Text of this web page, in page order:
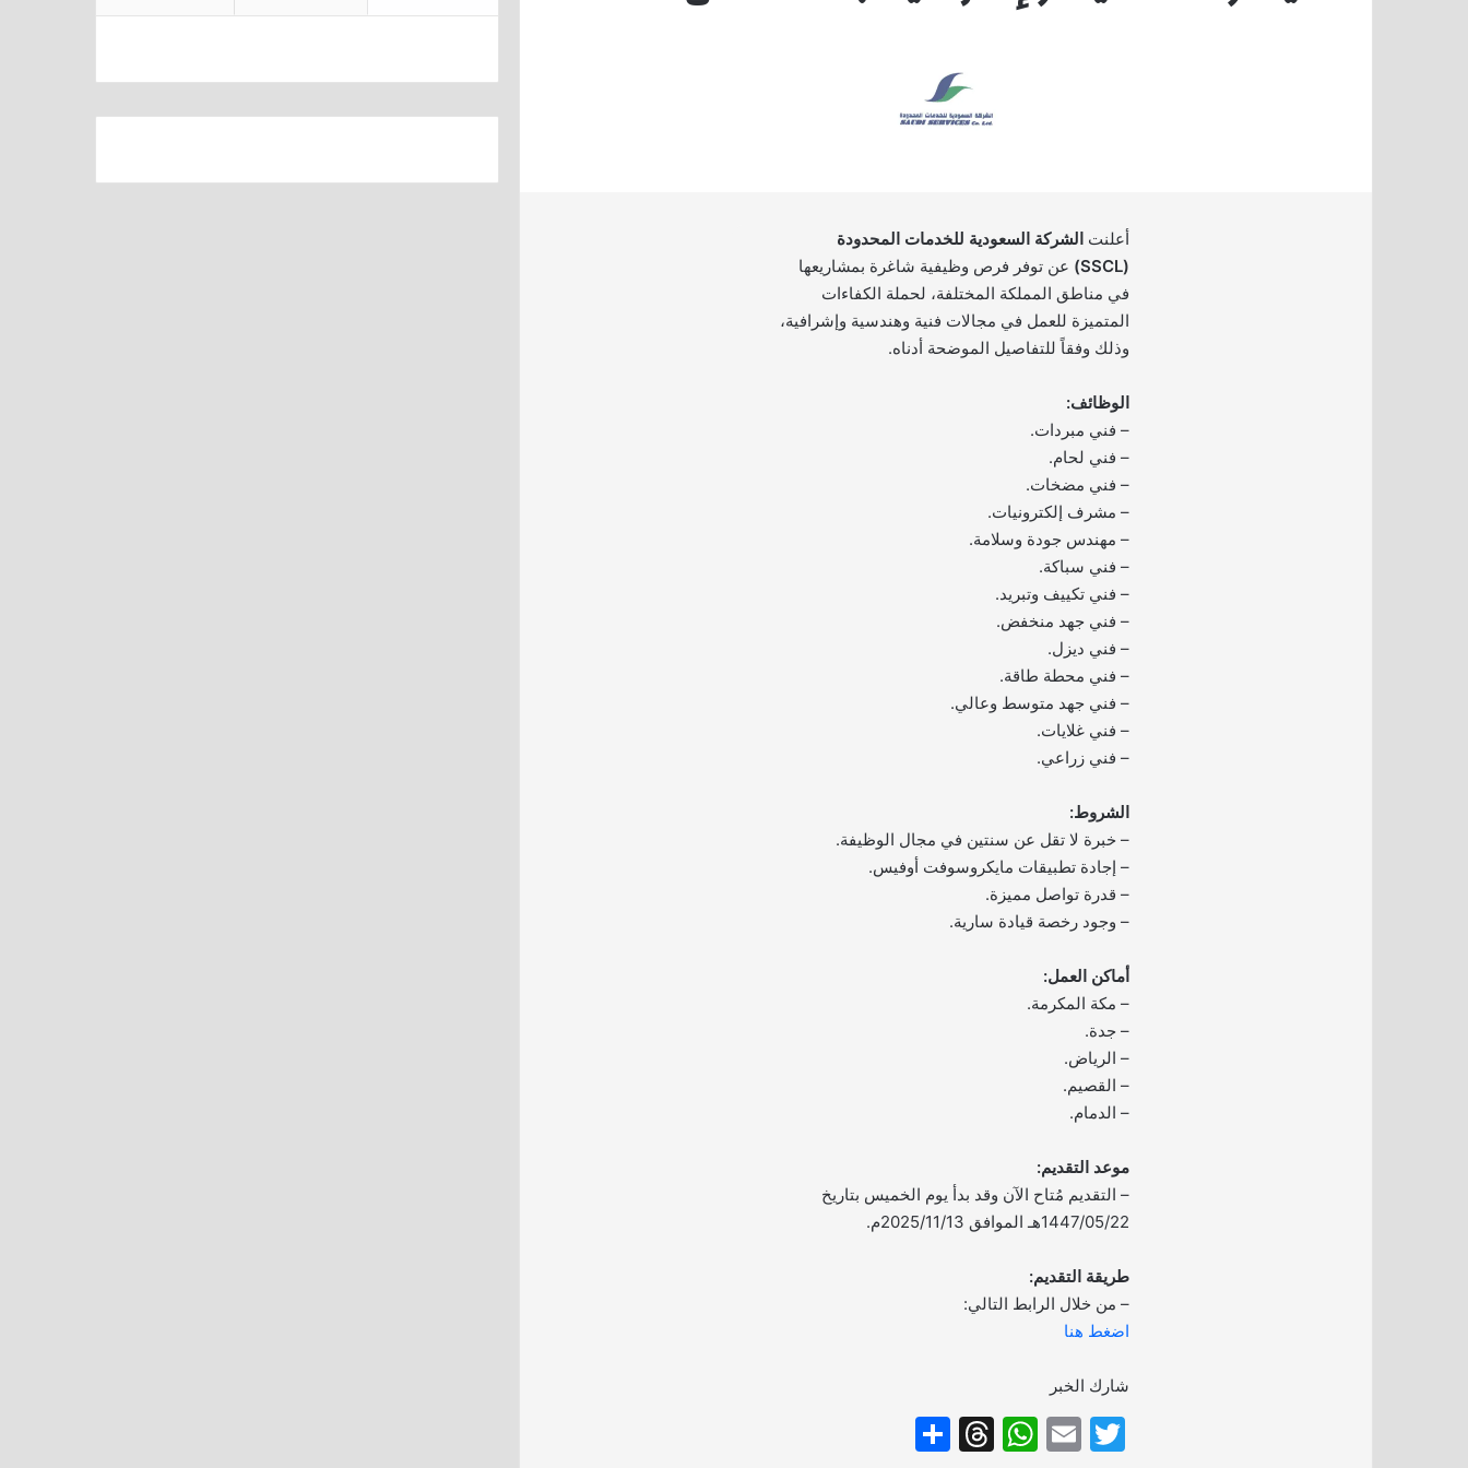
أعلنت الشركة السعودية للخدمات المحدودة
(SSCL)
عن توفر فرص وظيفية شاغرة بمشاريعها
في مناطق المملكة المختلفة، لحملة الكفاءات
المتميزة للعمل في مجالات فنية وهندسية وإشرافية،
وذلك وفقاً للتفاصيل الموضحة أدناه.
الوظائف:
– فني مبردات.
– فني لحام.
– فني مضخات.
– مشرف إلكترونيات.
– مهندس جودة وسلامة.
– فني سباكة.
– فني تكييف وتبريد.
– فني جهد منخفض.
– فني ديزل.
– فني محطة طاقة.
– فني جهد متوسط وعالي.
– فني غلايات.
– فني زراعي.
الشروط:
– خبرة لا تقل عن سنتين في مجال الوظيفة.
– إجادة تطبيقات مايكروسوفت أوفيس.
– قدرة تواصل مميزة.
– وجود رخصة قيادة سارية.
أماكن العمل:
– مكة المكرمة.
– جدة.
– الرياض.
– القصيم.
– الدمام.
موعد التقديم:
– التقديم مُتاح الآن وقد بدأ يوم الخميس بتاريخ
1447/05/22هـ الموافق 2025/11/13م.
طريقة التقديم:
– من خلال الرابط التالي:
اضغط هنا
شارك الخبر
T
E
W
T
S